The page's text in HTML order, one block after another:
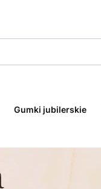
Gumki jubilerskie